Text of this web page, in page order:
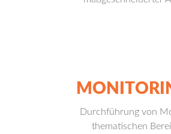
Durchführung von
thematischen